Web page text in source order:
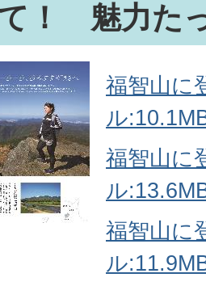
て！ 魅力た
福智山に
ル
福智山に
ル
福智山に
ル